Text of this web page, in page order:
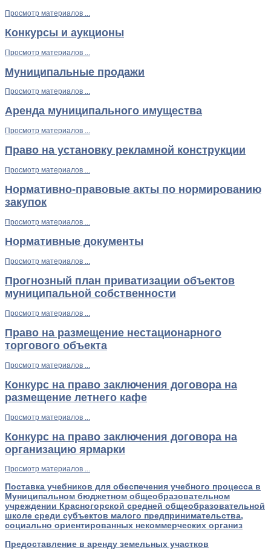
Просмотр материалов ...
Конкурсы и аукционы
Просмотр материалов ...
Муниципальные продажи
Просмотр материалов ...
Аренда муниципального имущества
Просмотр материалов ...
Право на установку рекламной конструкции
Просмотр материалов ...
Нормативно-правовые акты по нормированию
закупок
Просмотр материалов ...
Нормативные документы
Просмотр материалов ...
Прогнозный план приватизации объектов
муниципальной собственности
Просмотр материалов ...
Право на размещение нестационарного
торгового объекта
Просмотр материалов ...
Конкурс на право заключения договора на
размещение летнего кафе
Просмотр материалов ...
Конкурс на право заключения договора на
организацию ярмарки
Просмотр материалов ...
Поставка учебников для обеспечения учебного процесса в
Муниципальном бюджетном общеобразовательном
учреждении Красногорской средней общеобразовательной
школе среди субъектов малого предпринимательства,
социально ориентированных некоммерческих организ
Предоставление в аренду земельных участков